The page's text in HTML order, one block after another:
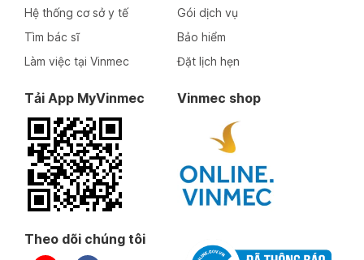
Hệ thống cơ sở y tế
Tìm bác sĩ
Làm việc tại Vinmec
Gói dịch vụ
Bảo hiểm
Đặt lịch hẹn
Tải App MyVinmec Vinmec shop
Theo dõi chúng tôi